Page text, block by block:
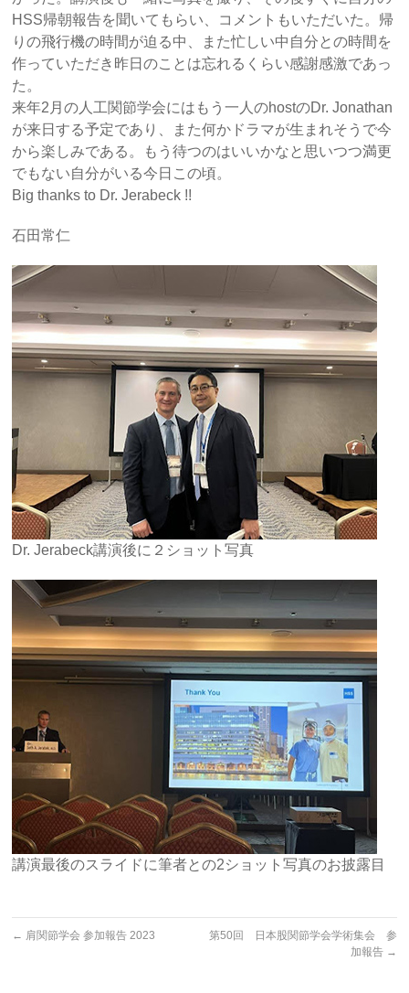
HSS帰朝報告を聞いてもらい、コメントもいただいた。帰
りの飛行機の時間が迫る中、また忙しい中自分との時間を
作っていただき昨日のことは忘れるくらい感謝感激であっ
た。
来年2月の人工関節学会にはもう一人のhostのDr. Jonathan
が来日する予定であり、また何かドラマが生まれそうで今
から楽しみである。もう待つのはいいかなと思いつつ満更
でもない自分がいる今日この頃。
Big thanks to Dr. Jerabeck !!
石田常仁
Dr. Jerabeck講演後に２ショット写真
講演最後のスライドに筆者との2ショット写真のお披露目
← 肩関節学会 参加報告 2023
第50回 日本股関節学会学術集会 参
加報告 →